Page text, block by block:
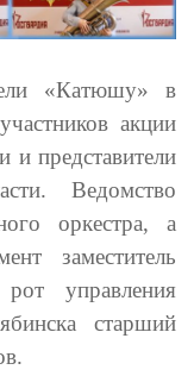
«Катюшу» в
акции
и представители
Ведомство
оркестра, а
заместитель
управления
старший